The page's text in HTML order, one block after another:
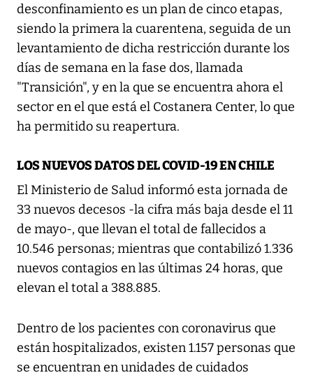
desconfinamiento es un plan de cinco etapas,
siendo la primera la cuarentena, seguida de un
levantamiento de dicha restricción durante los
días de semana en la fase dos, llamada
"Transición", y en la que se encuentra ahora el
sector en el que está el Costanera Center, lo que
ha permitido su reapertura.
LOS NUEVOS DATOS DEL COVID-19 EN CHILE
El Ministerio de Salud informó esta jornada de
33 nuevos decesos -la cifra más baja desde el 11
de mayo-, que llevan el total de fallecidos a
10.546 personas; mientras que contabilizó 1.336
nuevos contagios en las últimas 24 horas, que
elevan el total a 388.885.
Dentro de los pacientes con coronavirus que
están hospitalizados, existen 1.157 personas que
se encuentran en unidades de cuidados